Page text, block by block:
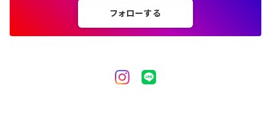
フォローする